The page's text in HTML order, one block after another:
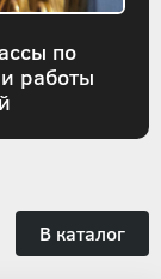
по
работы
В каталог